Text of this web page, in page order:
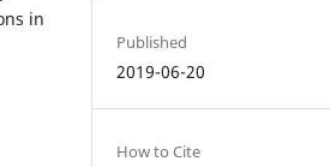
in
Published
2019-06-20
How to Cite